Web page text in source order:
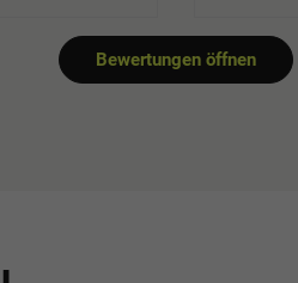
Bewertungen öffnen